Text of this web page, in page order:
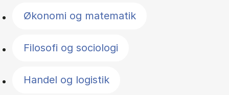
Økonomi og matematik
Filosofi og sociologi
Handel og logistik